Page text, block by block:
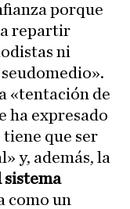
porque
repartir
ni
«tentación de
ha expresado
tiene que ser
y, además, la
sistema
como un